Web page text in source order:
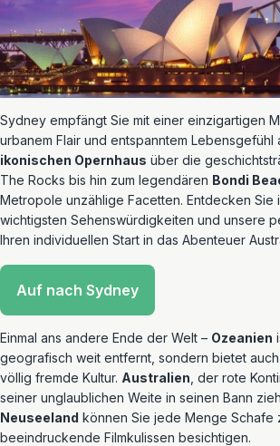
Sydney empfängt Sie mit einer einzigartigen
urbanem Flair und entspanntem Lebensgefühl
ikonischen Opernhaus über die
The Rocks bis hin zum legendären Bondi
Metropole unzählige Facetten. Entdecken Sie
wichtigsten Sehenswürdigkeiten und unsere
Ihren individuellen Start in das Abenteuer
Auf nach Sydney
Einmal ans andere Ende der Welt – Ozeanien
geografisch weit entfernt, sondern bietet
völlig fremde Kultur. Australien , der rote
seiner unglaublichen Weite in seinen Bann
Neuseeland können Sie jede Menge Schafe
beeindruckende Filmkulissen besichtigen.